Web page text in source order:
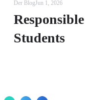
Der BlogJun 1, 2026
Students